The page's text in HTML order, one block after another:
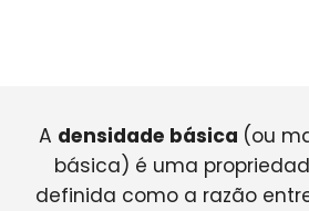
A densidade básica (ou
básica) é uma
definida como a razão